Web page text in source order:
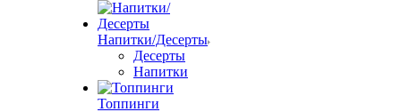
Напитки/Десерты
Десерты
Напитки
Топпинги